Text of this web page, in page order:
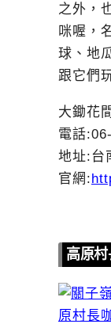
之外，
咪喔，
球、地
跟它們
大鋤花
電話
地址:台
官網:
高原